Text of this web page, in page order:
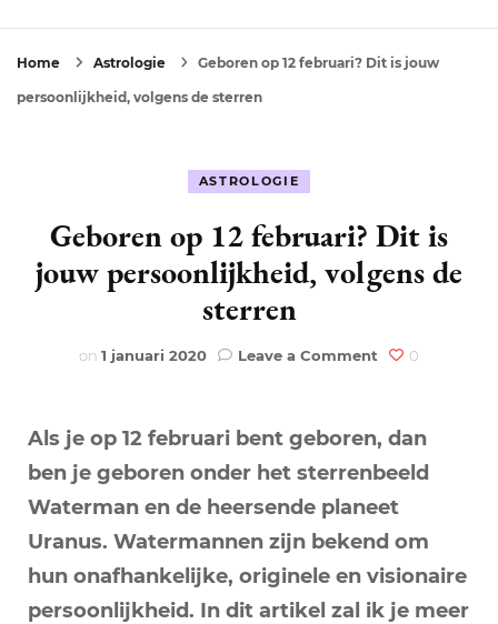
Home Astrologie Geboren op 12 februari? Dit is jouw
persoonlijkheid, volgens de sterren
ASTROLOGIE
Geboren op 12 februari? Dit is
jouw persoonlijkheid, volgens de
sterren
on 1 januari 2020 Leave a Comment on
februari?
Dit
jouw
volgens
de
sterren
0
Als je op 12 februari bent geboren, dan
ben je geboren onder het sterrenbeeld
Waterman en de heersende planeet
Uranus. Watermannen zijn bekend om
hun onafhankelijke, originele en visionaire
persoonlijkheid. In dit artikel zal ik je meer